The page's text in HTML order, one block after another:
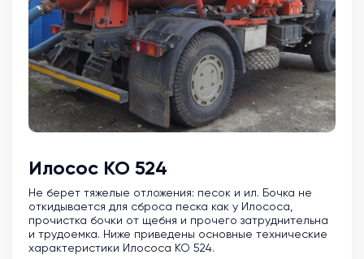
Илосос КО 524
Не берет тяжелые отложения: песок и ил. Бочка не
откидывается для сброса песка как у Илососа,
прочистка бочки от щебня и прочего затруднительна
и трудоемка. Ниже приведены основные технические
характеристики Илососа КО 524.